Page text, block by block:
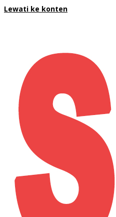
Lewati ke konten